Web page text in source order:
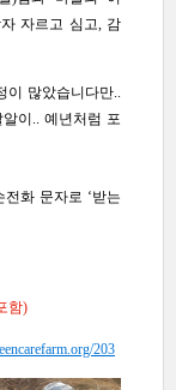
자르고 심고, 감
이 많았습니다만..
이.. 예년처럼 포
화 문자로 ‘받는
함)
203